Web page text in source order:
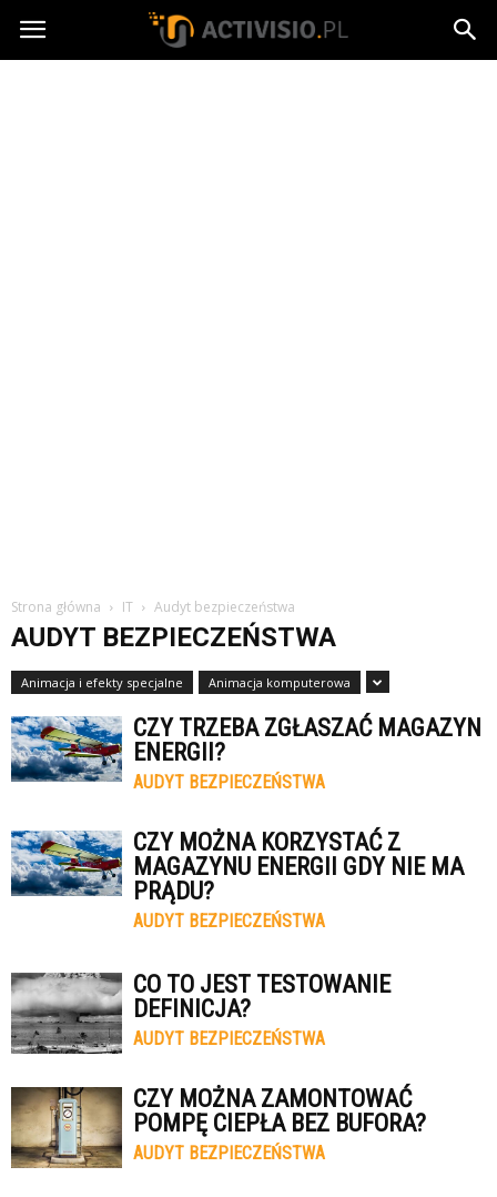
Activisio.pl
Strona główna IT Audyt bezpieczeństwa
AUDYT BEZPIECZEŃSTWA
Animacja i efekty specjalne Animacja komputerowa
CZY TRZEBA ZGŁASZAĆ MAGAZYN
ENERGII?
AUDYT BEZPIECZEŃSTWA
CZY MOŻNA KORZYSTAĆ Z
MAGAZYNU ENERGII GDY NIE MA
PRĄDU?
AUDYT BEZPIECZEŃSTWA
CO TO JEST TESTOWANIE
DEFINICJA?
AUDYT BEZPIECZEŃSTWA
CZY MOŻNA ZAMONTOWAĆ
POMPĘ CIEPŁA BEZ BUFORA?
AUDYT BEZPIECZEŃSTWA